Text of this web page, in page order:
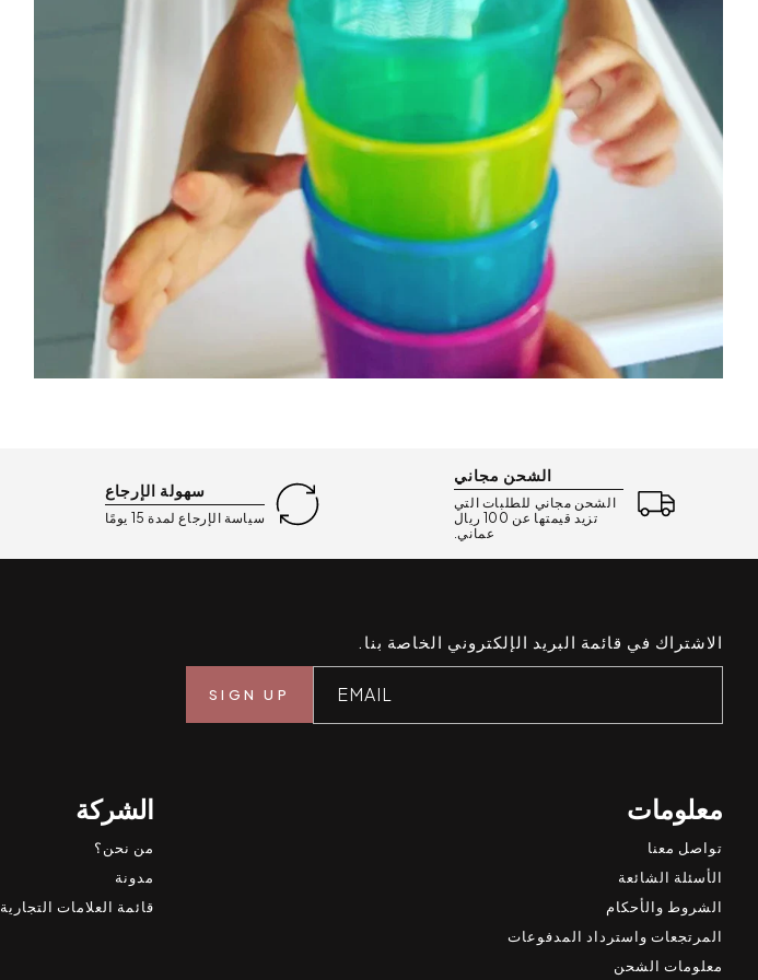
الشحن مجاني
الشحن مجاني للطلبات التي
تزيد قيمتها عن 100 ريال
عماني.
سهولة الإرجاع
سياسة الإرجاع لمدة 15 يومًا
الاشتراك في قائمة البريد الإلكتروني الخاصة بنا.
EMAIL
معلومات
تواصل معنا
الأسئلة الشائعة
الشروط والأحكام
المرتجعات واسترداد المدفوعات
معلومات الشحن
الشركة
من نحن؟
مدونة
قائمة العلامات التجارية